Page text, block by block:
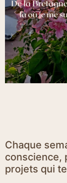
Chaque
conscience,
projets qui